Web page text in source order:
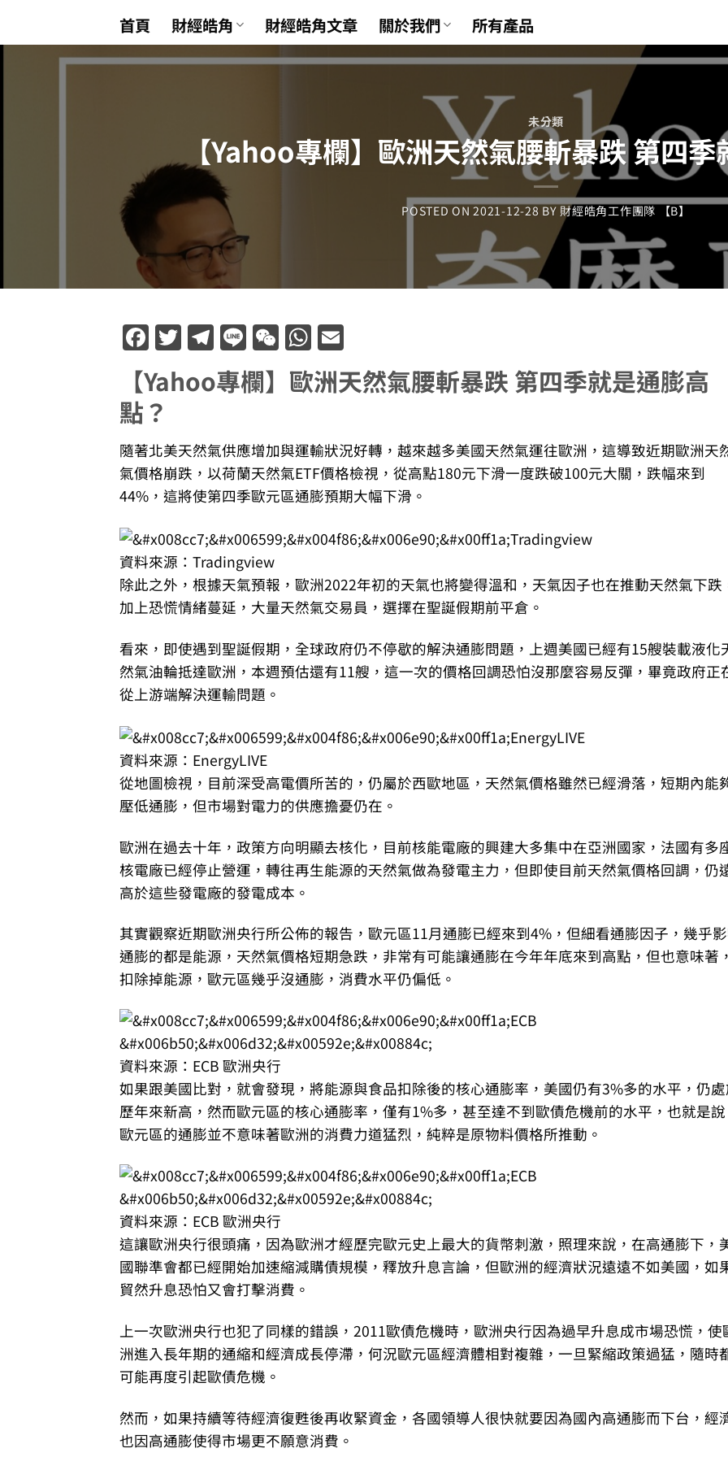
首頁 財經皓角 財經皓角文章 關於我們 所有產品
未分類
【Yahoo專欄】歐洲天然氣腰斬暴跌 第四季
POSTED ON2021-12-28BY財經皓角工作團隊 【B】
Facebook
Twitter
Telegram
LineWeChatWhatsApp
【Yahoo專欄】歐洲天然氣腰斬暴跌 第四季就是通膨高
點？
隨著北美天然氣供應增加與運輸狀況好轉，越來越多美國天然氣運往歐洲，這導致近期歐洲天
氣價格崩跌，以荷蘭天然氣ETF價格檢視，從高點180元下滑一度跌破100元大關，跌幅來到
44%，這將使第四季歐元區通膨預期大幅下滑。
資料來源：Tradingview
除此之外，根據天氣預報，歐洲2022年初的天氣也將變得溫和，天氣因子也在推動天然氣下跌
加上恐慌情緒蔓延，大量天然氣交易員，選擇在聖誕假期前平倉。
看來，即使遇到聖誕假期，全球政府仍不停歇的解決通膨問題，上週美國已經有15艘裝載液化
然氣油輪抵達歐洲，本週預估還有11艘，這一次的價格回調恐怕沒那麼容易反彈，畢竟政府正
從上游端解決運輸問題。
資料來源：EnergyLIVE
從地圖檢視，目前深受高電價所苦的，仍屬於西歐地區，天然氣價格雖然已經滑落，短期內能
壓低通膨，但市場對電力的供應擔憂仍在。
歐洲在過去十年，政策方向明顯去核化，目前核能電廠的興建大多集中在亞洲國家，法國有多
核電廠已經停止營運，轉往再生能源的天然氣做為發電主力，但即使目前天然氣價格回調，仍
高於這些發電廠的發電成本。
其實觀察近期歐洲央行所公佈的報告，歐元區11月通膨已經來到4%，但細看通膨因子，幾乎
通膨的都是能源，天然氣價格短期急跌，非常有可能讓通膨在今年年底來到高點，但也意味著，
扣除掉能源，歐元區幾乎沒通膨，消費水平仍偏低。
資料來源：ECB 歐洲央行
如果跟美國比對，就會發現，將能源與食品扣除後的核心通膨率，美國仍有3%多的水平，仍
歷年來新高，然而歐元區的核心通膨率，僅有1%多，甚至達不到歐債危機前的水平，也就是說
歐元區的通膨並不意味著歐洲的消費力道猛烈，純粹是原物料價格所推動。
資料來源：ECB 歐洲央行
這讓歐洲央行很頭痛，因為歐洲才經歷完歐元史上最大的貨幣刺激，照理來說，在高通膨下，
國聯準會都已經開始加速縮減購債規模，釋放升息言論，但歐洲的經濟狀況遠遠不如美國，如
貿然升息恐怕又會打擊消費。
上一次歐洲央行也犯了同樣的錯誤，2011歐債危機時，歐洲央行因為過早升息成市場恐慌，使
洲進入長年期的通縮和經濟成長停滯，何況歐元區經濟體相對複雜，一旦緊縮政策過猛，隨時
可能再度引起歐債危機。
然而，如果持續等待經濟復甦後再收緊資金，各國領導人很快就要因為國內高通膨而下台，經
也因高通膨使得市場更不願意消費。